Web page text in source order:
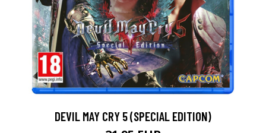
DEVIL MAY CRY 5 (SPECIAL EDITION)